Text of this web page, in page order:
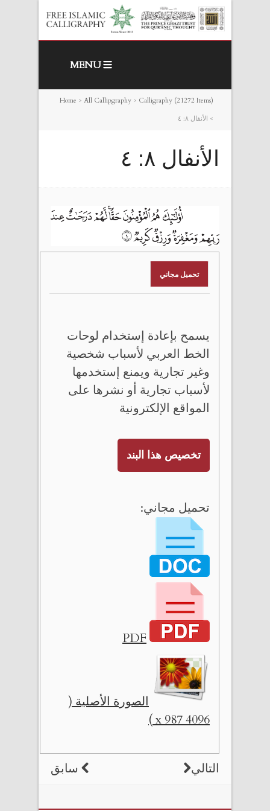
MENU
Home > All Callipgraphy > Calligraphy (21272 Items)
> الأنفال ٨: ٤
الأنفال ٨: ٤
تحميل مجاني
يسمح بإعادة إستخدام لوحات
الخط العربي لأسباب شخصية
وغير تجارية ويمنع إستخدمها
لأسباب تجارية أو نشرها على
المواقع الإلكترونية
تخصيص هذا البند
تحميل مجاني:
PDF
الصورة الأصلية (
4096 x 987 )
سابق التالي